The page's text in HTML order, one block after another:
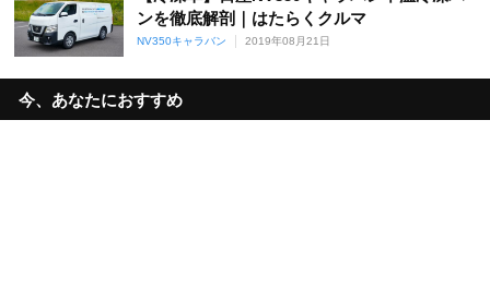
ンを徹底解剖｜はたらくクルマ
NV350キャラバン 2019年08月21日
今、あなたにおすすめ